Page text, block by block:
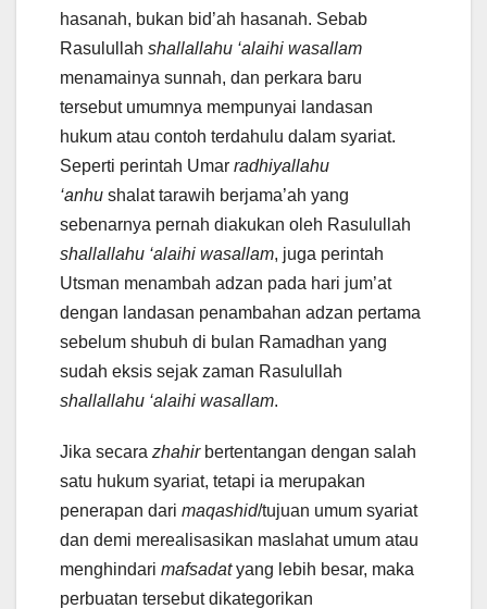
hasanah, bukan bid’ah hasanah. Sebab
Rasulullah shallallahu ‘alaihi wasallam
menamainya sunnah, dan perkara baru
tersebut umumnya mempunyai landasan
hukum atau contoh terdahulu dalam syariat.
Seperti perintah Umar radhiyallahu
‘anhu shalat tarawih berjama’ah yang
sebenarnya pernah diakukan oleh Rasulullah
shallallahu ‘alaihi wasallam, juga perintah
Utsman menambah adzan pada hari jum’at
dengan landasan penambahan adzan pertama
sebelum shubuh di bulan Ramadhan yang
sudah eksis sejak zaman Rasulullah
shallallahu ‘alaihi wasallam.
Jika secara zhahirbertentangan dengan salah
satu hukum syariat, tetapi ia merupakan
penerapan dari maqashid/tujuan umum syariat
dan demi merealisasikan maslahat umum atau
menghindari mafsadatyang lebih besar, maka
perbuatan tersebut dikategorikan